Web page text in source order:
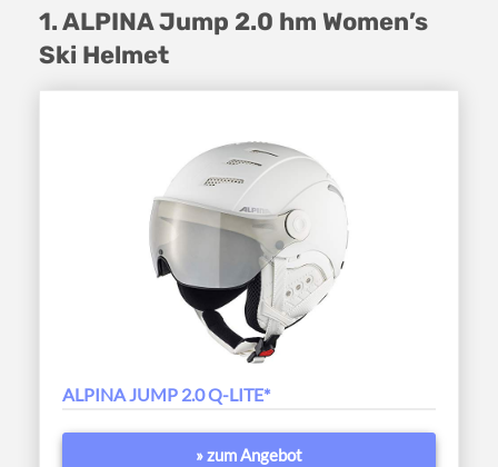
1. ALPINA Jump 2.0 hm Women’s
Ski Helmet
ALPINA JUMP 2.0 Q-LITE*
» zum Angebot